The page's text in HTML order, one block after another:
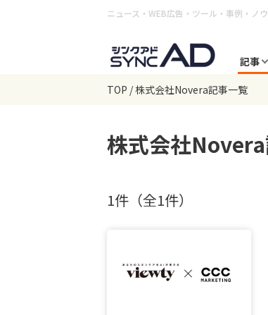
ニュース・WEB広告・ツール・事例・ノ
記事
TOP 株式会社Novera記事一覧
株式会社Novera
1件（全1件）